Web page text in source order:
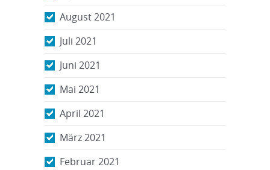
August 2021
Juli 2021
Juni 2021
Mai 2021
April 2021
März 2021
Februar 2021